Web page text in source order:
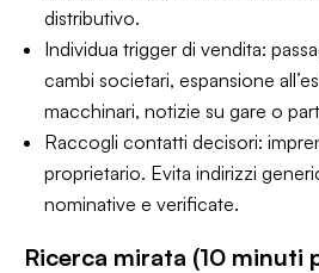
distributivo.
Individua trigger di vendita:
cambi societari, espansione
macchinari, notizie su gare o
Raccogli contatti decisori:
proprietario. Evita indirizzi
nominative e verificate.
Ricerca mirata (10 minuti